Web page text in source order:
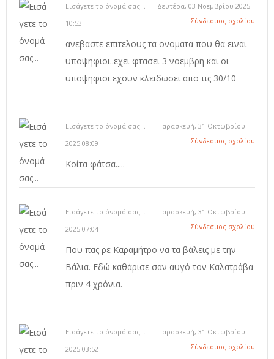
Εισάγετε το όνομά σας...
Δευτέρα, 03 Νοεμβρίου 2025
10:53
Σύνδεσμος σχολίου
ανεβαστε επιτελους τα ονοματα που θα ειναι
υποψηφιοι..εχει φτασει 3 νοεμβρη και οι
υποψηφιοι εχουν κλειδωσει απο τις 30/10
Εισάγετε το όνομά σας...
Παρασκευή, 31 Οκτωβρίου
2025 08:09
Σύνδεσμος σχολίου
Κοίτα φάτσα.....
Εισάγετε το όνομά σας...
Παρασκευή, 31 Οκτωβρίου
2025 07:04
Σύνδεσμος σχολίου
Που πας ρε Καραμήτρο να τα βάλεις με την
Βάλια. Εδώ καθάρισε σαν αυγό τον Καλατράβα
πριν 4 χρόνια.
Εισάγετε το όνομά σας...
Παρασκευή, 31 Οκτωβρίου
2025 03:52
Σύνδεσμος σχολίου